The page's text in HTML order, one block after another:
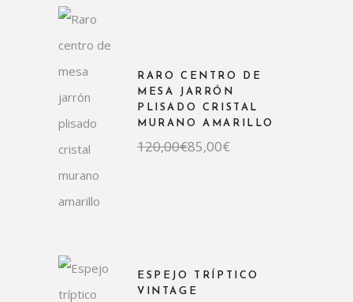
RARO CENTRO DE
MESA JARRÓN
PLISADO CRISTAL
MURANO AMARILLO
120,00€
El
precio
85,00€
El
precio
ESPEJO TRÍPTICO
VINTAGE